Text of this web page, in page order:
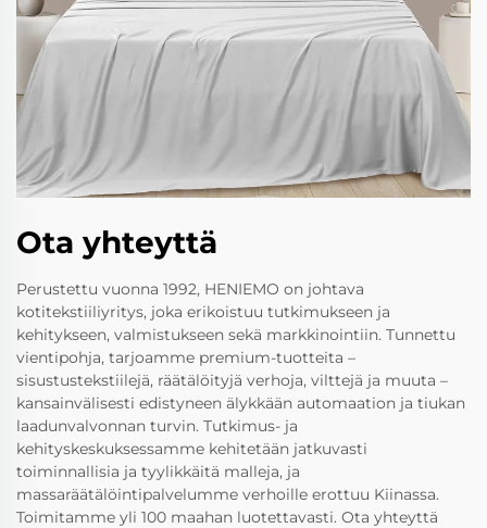
Ota yhteyttä
Perustettu vuonna 1992, HENIEMO on johtava
kotitekstiiliyritys, joka erikoistuu tutkimukseen ja
kehitykseen, valmistukseen sekä markkinointiin. Tunnettu
vientipohja, tarjoamme premium-tuotteita –
sisustustekstiilejä, räätälöityjä verhoja, vilttejä ja muuta –
kansainvälisesti edistyneen älykkään automaation ja tiukan
laadunvalvonnan turvin. Tutkimus- ja
kehityskeskuksessamme kehitetään jatkuvasti
toiminnallisia ja tyylikkäitä malleja, ja
massaräätälöintipalvelumme verhoille erottuu Kiinassa.
Toimitamme yli 100 maahan luotettavasti. Ota yhteyttä